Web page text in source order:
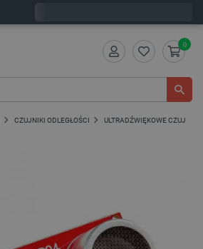
0
CZUJNIKI ODLEGŁOŚCI ULTRADŹWIĘKOWE CZUJNIKI